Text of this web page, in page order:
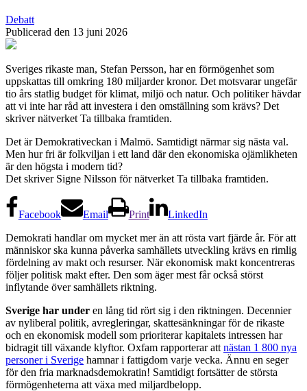
Debatt
Publicerad den 13 juni 2026
Sveriges rikaste man, Stefan Persson, har en förmögenhet som
uppskattas till omkring 180 miljarder kronor. Det motsvarar ungefär
tio års statlig budget för klimat, miljö och natur. Och politiker hävdar
att vi inte har råd att investera i den omställning som krävs? Det
skriver nätverket Ta tillbaka framtiden.
Det är Demokrativeckan i Malmö. Samtidigt närmar sig nästa val.
Men hur fri är folkviljan i ett land där den ekonomiska ojämlikheten
är den högsta i modern tid?
Det skriver Signe Nilsson för nätverket Ta tillbaka framtiden.
Facebook Email Print
LinkedIn
Demokrati handlar om mycket mer än att rösta vart fjärde år. För att
människor ska kunna påverka samhällets utveckling krävs en rimlig
fördelning av makt och resurser. När ekonomisk makt koncentreras
följer politisk makt efter. Den som äger mest får också störst
inflytande över samhällets riktning.
Sverige har under en lång tid rört sig i den riktningen. Decennier
av nyliberal politik, avregleringar, skattesänkningar för de rikaste
och en ekonomisk modell som prioriterar kapitalets intressen har
bidragit till växande klyftor. Oxfam rapporterar att nästan 1 800 nya
personer i Sverige hamnar i fattigdom varje vecka. Ännu en seger
för den fria marknadsdemokratin! Samtidigt fortsätter de största
förmögenheterna att växa med miljardbelopp.